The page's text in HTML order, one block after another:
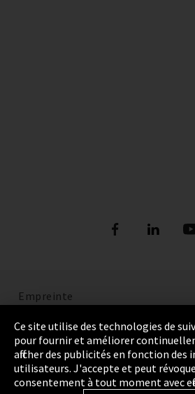
Empreinte
Politique de confidentialité
Cookie Settings
Termes et Conditions
Ce site utilise des technologies de
pour fournir et améliorer
afficher des publicités en fonction des
utilisateurs. J'accepte et peut
consentement à tout moment avec